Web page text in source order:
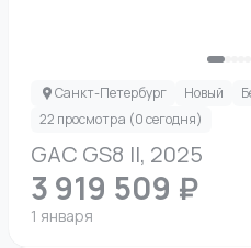
GAC GS8 II, 2025
3 919 509 ₽
1 января
Санкт-Петербург Новый
22 просмотра (0 сегодня)